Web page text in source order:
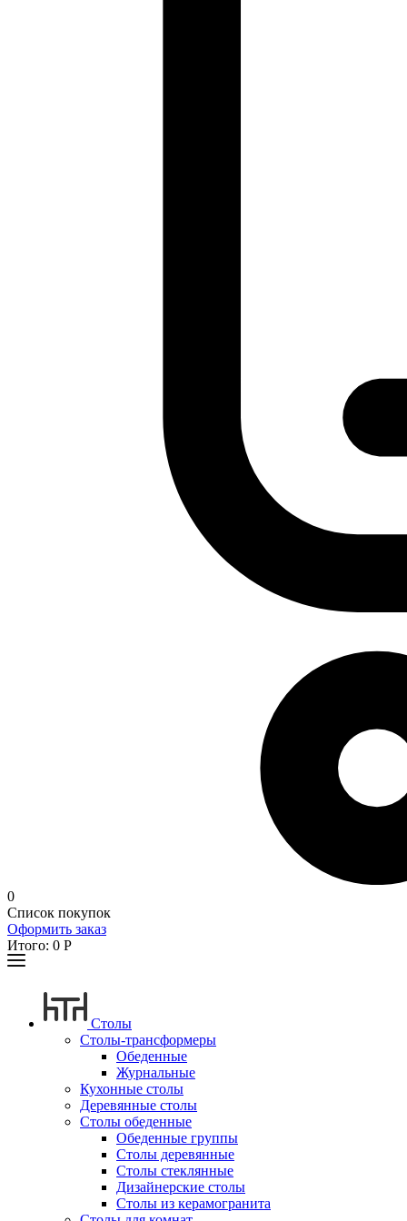
0
Список покупок
Оформить заказ
Итого: 0 Р
Столы
Столы-трансформеры
Обеденные
Журнальные
Кухонные столы
Деревянные столы
Столы обеденные
Обеденные группы
Столы деревянные
Столы стеклянные
Дизайнерские столы
Столы из керамогранита